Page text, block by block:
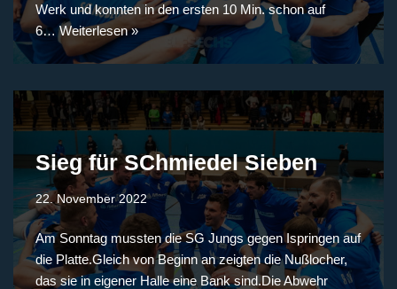
Werk und konnten in den ersten 10 Min. schon auf
6…Weiterlesen »
Sieg für SChmiedel Sieben
22. November 2022
Am Sonntag mussten die SG Jungs gegen Ispringen auf
die Platte.Gleich von Beginn an zeigten die Nußlocher,
das sie in eigener Halle eine Bank sind.Die Abwehr